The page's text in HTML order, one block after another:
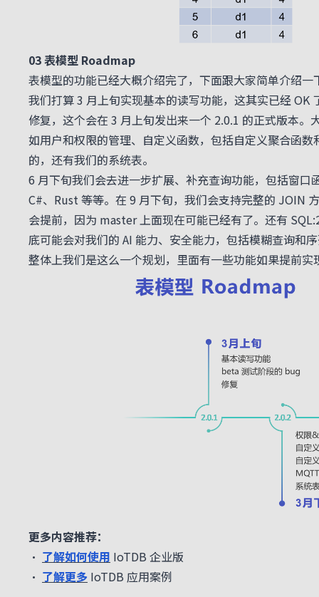
03 表模型 Roadmap
表模型的功能已经大概介绍完了，下面跟大家简单介绍
我们打算 3 月上旬实现基本的读写功能，这其实已经
修复，这个会在 3 月上旬发出来一个 2.0.1 的正式版本
如用户和权限的管理、自定义函数，包括自定义聚合函
的，还有我们的系统表。
6 月下旬我们会去进一步扩展、补充查询功能，包括窗
C#、Rust 等等。在 9 月下旬，我们会支持完整的 JOIN
会提前，因为 master 上面现在可能已经有了。还有
底可能会对我们的 AI 能力、安全能力，包括模糊查询和
整体上我们是这么一个规划，里面有一些功能如果提前
更多内容推荐：
• 了解如何使用 IoTDB 企业版
• 了解更多 IoTDB 应用案例